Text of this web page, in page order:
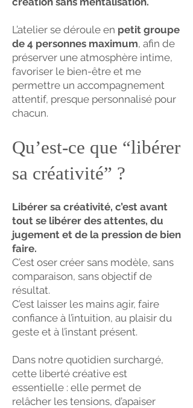
L’atelier se déroule en petit groupe
de 4 personnes maximum, afin de
préserver une atmosphère intime,
favoriser le bien-être et me
permettre un accompagnement
attentif, presque personnalisé pour
chacun.
Qu’est-ce que “libérer
sa créativité” ?
Libérer sa créativité, c’est avant
tout se libérer des attentes, du
jugement et de la pression de bien
faire.
C’est oser créer sans modèle, sans
comparaison, sans objectif de
résultat.
C’est laisser les mains agir, faire
confiance à l’intuition, au plaisir du
geste et à l’instant présent.
Dans notre quotidien surchargé,
cette liberté créative est
essentielle : elle permet de
relâcher les tensions, d’apaiser